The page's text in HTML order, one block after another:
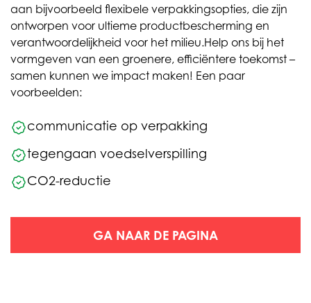
aan bijvoorbeeld flexibele verpakkingsopties, die zijn
ontworpen voor ultieme productbescherming en
verantwoordelijkheid voor het milieu.Help ons bij het
vormgeven van een groenere, efficiëntere toekomst –
samen kunnen we impact maken! Een paar
voorbeelden:
communicatie op verpakking
tegengaan voedselverspilling
CO2-reductie
GA NAAR DE PAGINA